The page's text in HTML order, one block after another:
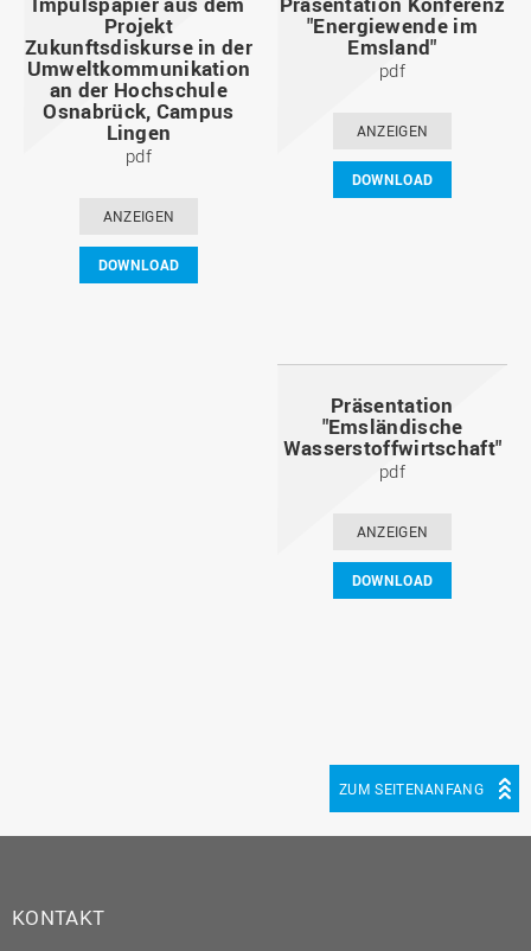
Projekt
Zukunftsdiskurse in der
Umweltkommunikation
an der Hochschule
Osnabrück, Campus
Lingen
pdf
ANZEIGEN
DOWNLOAD
"Energiewende im
Emsland"
pdf
ANZEIGEN
DOWNLOAD
Präsentation
"Emsländische
Wasserstoffwirtschaft"
pdf
ANZEIGEN
DOWNLOAD
ZUM SEITENANFANG
KONTAKT